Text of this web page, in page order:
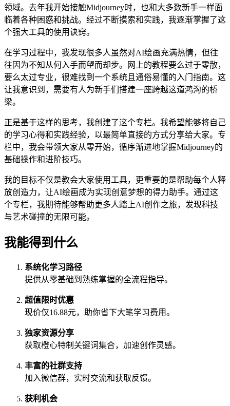
领域。去年我开始接触Midjourney时，也和大多数新手一样面
临着各种困惑和挑战。经过不断摸索和实践，我逐渐掌握了这
个强大工具的使用诀窍。
在学习过程中，我发现很多人虽然对AI绘画充满热情，但往
往因为不知从何入手而望而却步。网上的教程要么过于零散，
要么太过专业，很难找到一个系统且通俗易懂的入门指南。这
让我意识到，需要有人为新手们搭建一座跨越这道鸿沟的桥
梁。
正是基于这样的思考，我创建了这个专栏。我希望能够将自己
的学习心得和实践经验，以最简单直接的方式分享给大家。专
栏中，我会带领大家从零开始，循序渐进地掌握Midjourney的
基础操作和进阶技巧。
我的目标不仅是教会大家使用工具，更重要的是帮助每个人释
放创造力，让AI绘画成为实现创意梦想的得力助手。通过这
个专栏，我期待能够帮助更多人踏上AI创作之旅，发现科技
与艺术碰撞的无限可能。
我能得到什么
系统化学习路径
提供从零基础到熟练掌握的全流程指导。
超值限时优惠
现价仅16.88元，助你省下大笔学习费用。
独家资源分享
获取橙心特制关键词集合，加速创作灵感。
丰富的社群支持
加入微信群，实时交流和获取反馈。
获利机会